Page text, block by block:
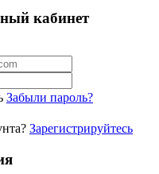
кабинет
Забыли пароль?
Зарегистрируйтесь